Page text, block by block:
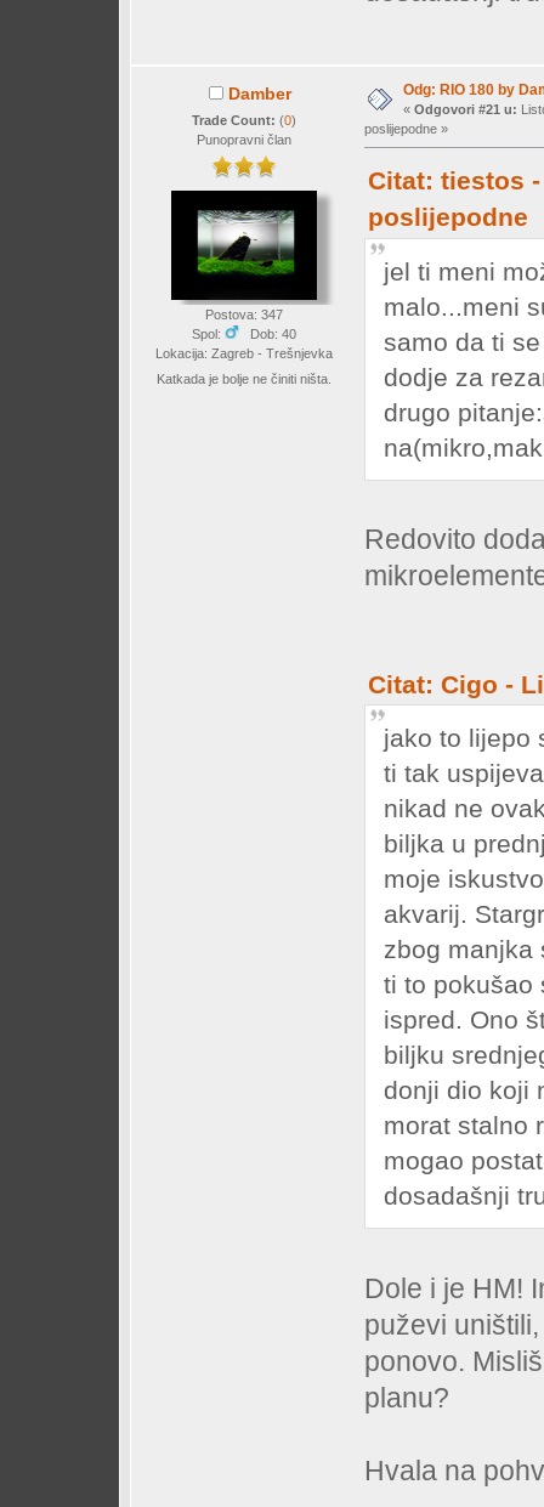
Damber
Trade Count: (0)
Punopravni član
Postova: 347
Spol:
Dob: 40
Lokacija: Zagreb - Trešnjevka
Katkada je bolje ne činiti ništa.
Odg: RIO 180 by
« Odgovori #21 u:
poslijepodne »
Citat: tiestos
poslijepodne
jel ti meni
malo...meni
samo da ti
dodje za
drugo
Redovito
Citat: Cigo -
jako to lijepo
ti tak
nikad ne
biljka u
moje
akvarij.
zbog manjka
ti to pokušao
ispred. Ono
biljku
donji dio koji
morat stalno
mogao
dosadašnji
Dole i je HM!
puževi
ponovo.
planu?
Hvala na